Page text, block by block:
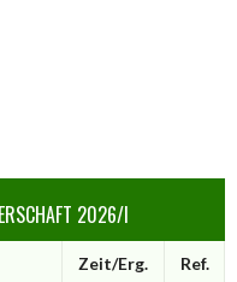
2026/I
Zeit/Erg. Ref.